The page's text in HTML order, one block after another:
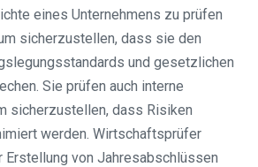
eines Unternehmens zu prüfen
sicherzustellen, dass sie den
und gesetzlichen
Sie prüfen auch interne
sicherzustellen, dass Risiken
werden. Wirtschaftsprüfer
Erstellung von Jahresabschlüssen